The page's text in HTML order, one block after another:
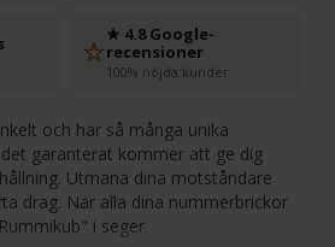
★ 4.8 Google-
recensioner
100% nöjda kunder
och har så många unika
garanterat kommer att ge dig
Utmana dina motståndare
drag. När alla dina nummerbrickor
i seger.